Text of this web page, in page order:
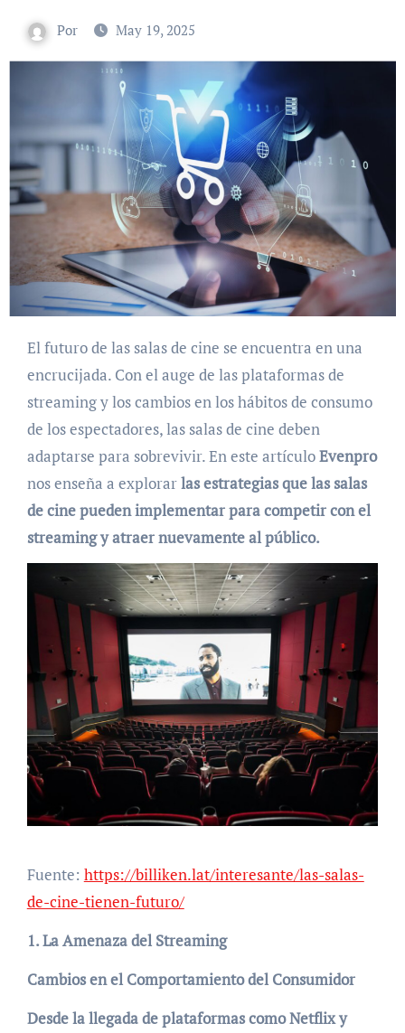
Por May 19, 2025
El futuro de las salas de cine se encuentra en una
encrucijada. Con el auge de las plataformas de
streaming y los cambios en los hábitos de consumo
de los espectadores, las salas de cine deben
adaptarse para sobrevivir. En este artículoEvenpro
nos enseña a explorarlas estrategias que las salas
de cine pueden implementar para competir con el
streaming y atraer nuevamente al público.
Fuente: https://billiken.lat/interesante/las-salas-
de-cine-tienen-futuro/
1. La Amenaza del Streaming
Cambios en el Comportamiento del Consumidor
Desde la llegada de plataformas como Netflix y